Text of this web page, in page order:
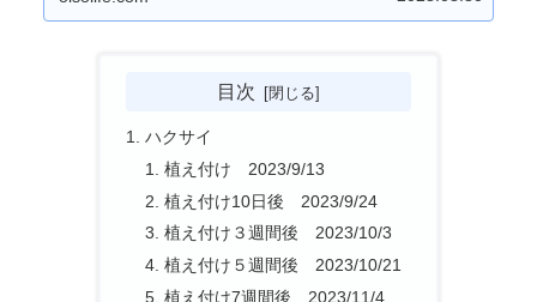
目次
ハクサイ
植え付け 2023/9/13
植え付け10日後 2023/9/24
植え付け３週間後 2023/10/3
植え付け５週間後 2023/10/21
植え付け7週間後 2023/11/4